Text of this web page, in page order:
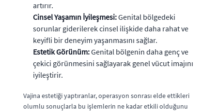
artırır.
Cinsel Yaşamın İyileşmesi:Genital bölgedeki
sorunlar giderilerek cinsel ilişkide daha rahat ve
keyifli bir deneyim yaşanmasını sağlar.
Estetik Görünüm:Genital bölgenin daha genç ve
çekici görünmesini sağlayarak genel vücut imajını
iyileştirir.
Vajina estetiği yaptıranlar, operasyon sonrası elde ettikleri
olumlu sonuçlarla bu işlemlerin ne kadar etkili olduğunu